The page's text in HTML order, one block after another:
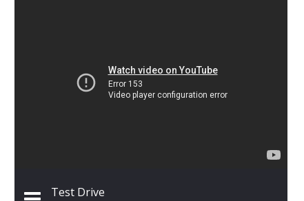
Test Drive